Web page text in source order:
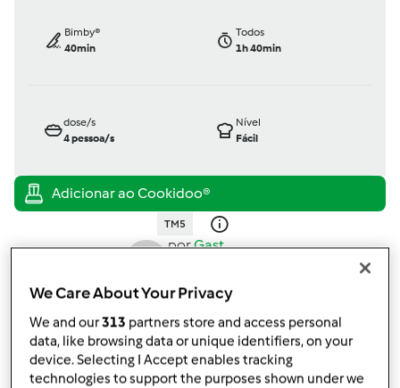
Bimby®
40min
Todos
1h 40min
dose/s
4pessoa/s
Nível
Fácil
TM5
porGast
Adicionar às minhas coleções
Partilhar receita
Criar uma variante
We Care About Your Privacy
We and our313 partners store and access personal
data, like browsing data or unique identifiers, on your
device. Selecting I Accept enables tracking
technologies to support the purposes shown under we